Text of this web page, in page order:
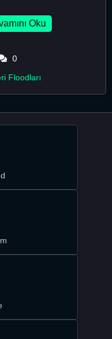
Oku
0
Floodları